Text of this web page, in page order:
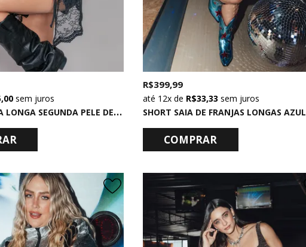
B
LUSA MANGA LONGA SEGUNDA PELE DE TULE PRETO
sem juros
SHORT SAIA DE FRANJAS LONGAS AZUL
R$ 399,99
12xde R$ 33,33 sem juros
COMPRAR